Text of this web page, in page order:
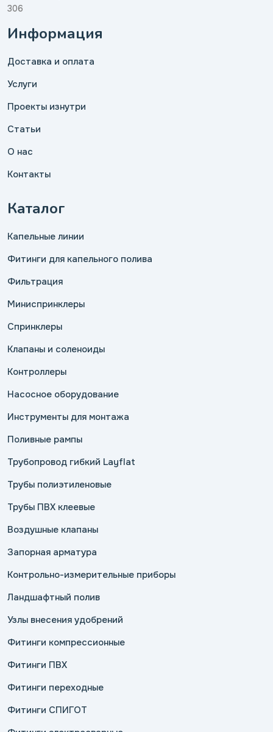
306
Информация
Доставка и оплата
Услуги
Проекты изнутри
Статьи
О нас
Контакты
Каталог
Капельные линии
Фитинги для капельного полива
Фильтрация
Миниспринклеры
Спринклеры
Клапаны и соленоиды
Контроллеры
Насосное оборудование
Инструменты для монтажа
Поливные рампы
Трубопровод гибкий Layflat
Трубы полиэтиленовые
Трубы ПВХ клеевые
Воздушные клапаны
Запорная арматура
Контрольно-измерительные приборы
Ландшафтный полив
Узлы внесения удобрений
Фитинги компрессионные
Фитинги ПВХ
Фитинги переходные
Фитинги СПИГОТ